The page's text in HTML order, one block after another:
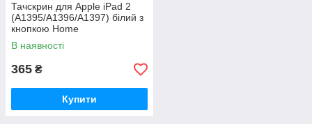
Тачскрин для Apple iPad 2
(A1395/A1396/A1397) білий з
кнопкою Home
В наявності
365 ₴
Купити